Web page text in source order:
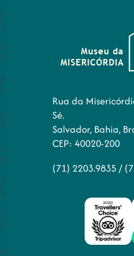
Rua da
Sé.
Salvador, Bahia,
CEP: 40020-200
(71) 2203.9835/